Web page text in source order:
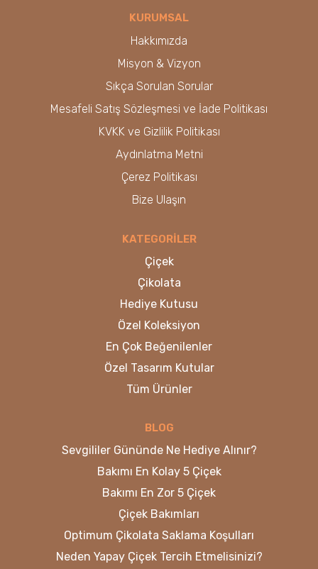
KURUMSAL
Hakkımızda
Misyon & Vizyon
Sıkça Sorulan Sorular
Mesafeli Satış Sözleşmesi ve İade Politikası
KVKK ve Gizlilik Politikası
Aydınlatma Metni
Çerez Politikası
Bize Ulaşın
KATEGORİLER
Çiçek
Çikolata
Hediye Kutusu
Özel Koleksiyon
En Çok Beğenilenler
Özel Tasarım Kutular
Tüm Ürünler
BLOG
Sevgililer Gününde Ne Hediye Alınır?
Bakımı En Kolay 5 Çiçek
Bakımı En Zor 5 Çiçek
Çiçek Bakımları
Optimum Çikolata Saklama Koşulları
Neden Yapay Çiçek Tercih Etmelisinizi?